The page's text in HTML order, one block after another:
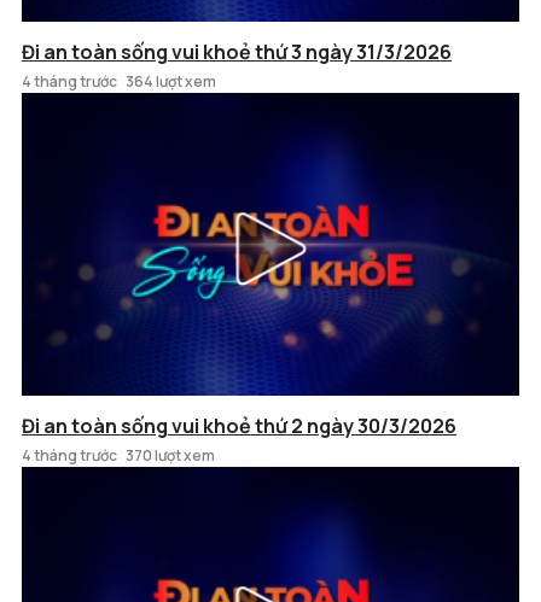
Đi an toàn sống vui khoẻ thứ 3 ngày 31/3/2026
4 tháng trước 364 lượt xem
Đi an toàn sống vui khoẻ thứ 2 ngày 30/3/2026
4 tháng trước 370 lượt xem